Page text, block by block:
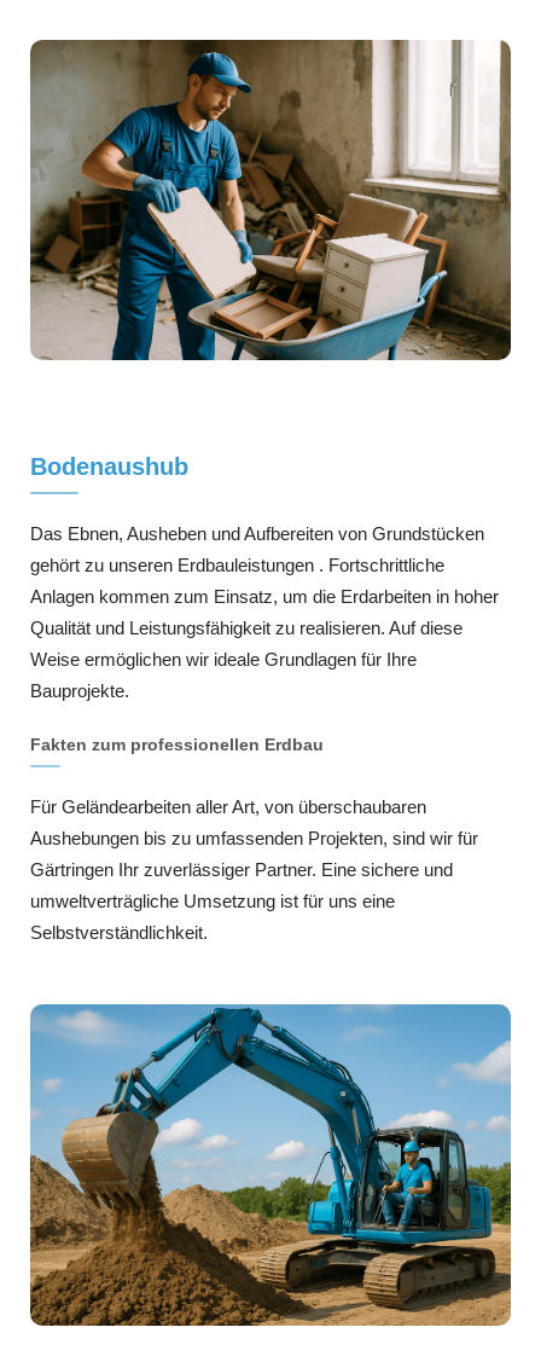
Bodenaushub
Das Ebnen, Ausheben und Aufbereiten von Grundstücken
gehört zu unseren Erdbauleistungen . Fortschrittliche
Anlagen kommen zum Einsatz, um die Erdarbeiten in hoher
Qualität und Leistungsfähigkeit zu realisieren. Auf diese
Weise ermöglichen wir ideale Grundlagen für Ihre
Bauprojekte.
Fakten zum professionellen Erdbau
Für Geländearbeiten aller Art, von überschaubaren
Aushebungen bis zu umfassenden Projekten, sind wir für
Gärtringen Ihr zuverlässiger Partner. Eine sichere und
umweltverträgliche Umsetzung ist für uns eine
Selbstverständlichkeit.